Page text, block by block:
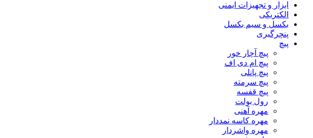
ابزار و تجهیزات ایمنی
الکتریکی
بکسل و سیم بکسل
پنچرگیری
پیچ
پیچ آچار خور
پیچ ام دی اف
پیچ پانلی
پیچ سرمته
پیچ قفسه
رول بولت
مهره آهنی
مهره کاسه نمددار
مهره واشردار